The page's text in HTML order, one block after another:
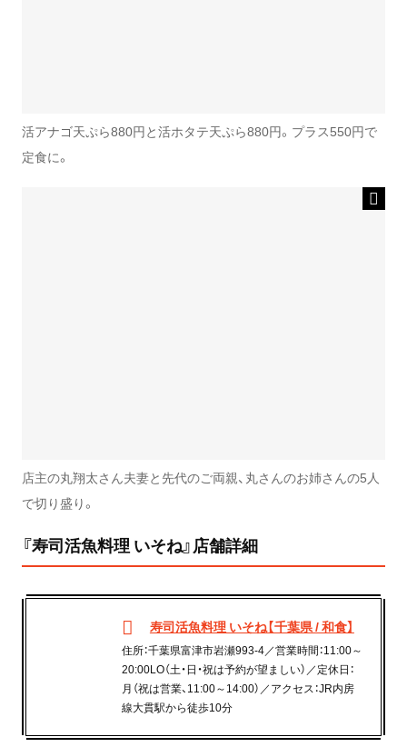
活アナゴ天ぷら880円と活ホタテ天ぷら880円。プラス550円で
定食に。
店主の丸翔太さん夫妻と先代のご両親、丸さんのお姉さんの5人
で切り盛り。
『寿司活魚料理 いそね』店舗詳細
寿司活魚料理 いそね【千葉県 / 和食】
住所：千葉県富津市岩瀬993-4／営業時間：11:00～
20:00LO（土・日・祝は予約が望ましい）／定休日：
月（祝は営業、11:00～14:00）／アクセス：JR内房
線大貫駅から徒歩10分